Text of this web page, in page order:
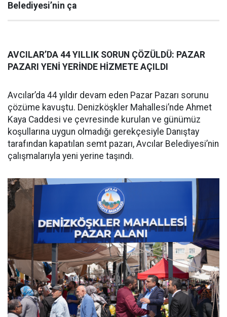
Belediyesi’nin ça
AVCILAR’DA 44 YILLIK SORUN ÇÖZÜLDÜ: PAZAR
PAZARI YENİ YERİNDE HİZMETE AÇILDI
Avcılar’da 44 yıldır devam eden Pazar Pazarı sorunu
çözüme kavuştu. Denizköşkler Mahallesi’nde Ahmet
Kaya Caddesi ve çevresinde kurulan ve günümüz
koşullarına uygun olmadığı gerekçesiyle Danıştay
tarafından kapatılan semt pazarı, Avcılar Belediyesi’nin
çalışmalarıyla yeni yerine taşındı.